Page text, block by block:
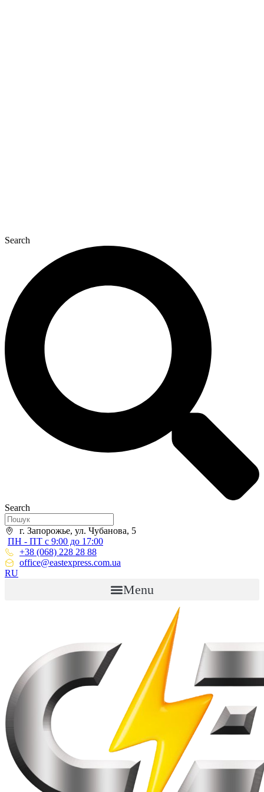
Search
Search
г. Запорожье, ул. Чубанова, 5
ПН - ПТ с 9:00 до 17:00
+38 (068) 228 28 88
office@eastexpress.com.ua
RU
Menu